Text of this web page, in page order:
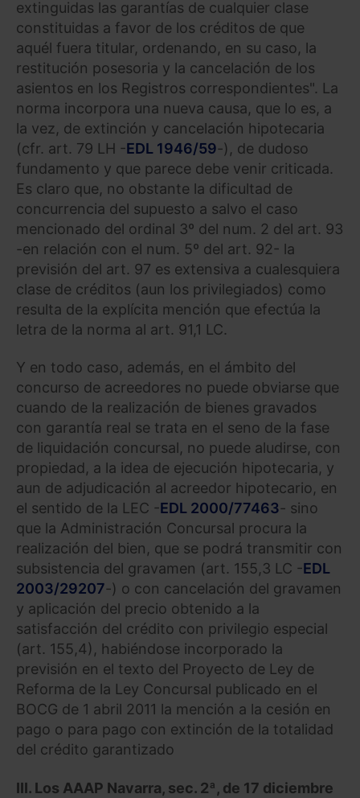
extinguidas las garantías de cualquier clase
constituidas a favor de los créditos de que
aquél fuera titular, ordenando, en su caso, la
restitución posesoria y la cancelación de los
asientos en los Registros correspondientes". La
norma incorpora una nueva causa, que lo es, a
la vez, de extinción y cancelación hipotecaria
(cfr. art. 79 LH -EDL 1946/59-), de dudoso
fundamento y que parece debe venir criticada.
Es claro que, no obstante la dificultad de
concurrencia del supuesto a salvo el caso
mencionado del ordinal 3º del num. 2 del art. 93
-en relación con el num. 5º del art. 92- la
previsión del art. 97 es extensiva a cualesquiera
clase de créditos (aun los privilegiados) como
resulta de la explícita mención que efectúa la
letra de la norma al art. 91,1 LC.
Y en todo caso, además, en el ámbito del
concurso de acreedores no puede obviarse que
cuando de la realización de bienes gravados
con garantía real se trata en el seno de la fase
de liquidación concursal, no puede aludirse, con
propiedad, a la idea de ejecución hipotecaria, y
aun de adjudicación al acreedor hipotecario, en
el sentido de la LEC -EDL 2000/77463- sino
que la Administración Concursal procura la
realización del bien, que se podrá transmitir con
subsistencia del gravamen (art. 155,3 LC -EDL
2003/29207-) o con cancelación del gravamen
y aplicación del precio obtenido a la
satisfacción del crédito con privilegio especial
(art. 155,4), habiéndose incorporado la
previsión en el texto del Proyecto de Ley de
Reforma de la Ley Concursal publicado en el
BOCG de 1 abril 2011 la mención a la cesión en
pago o para pago con extinción de la totalidad
del crédito garantizado
III. Los AAAP Navarra, sec. 2ª, de 17 diciembre